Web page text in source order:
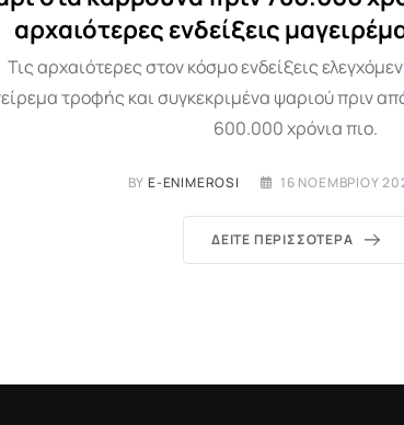
αρχαιότερες ενδείξεις
Τις αρχαιότερες στον κόσμο ενδείξεις
τροφής και συγκεκριμένα ψαριού πριν
600.000 χρόνια πιο.
BYE-ENIMEROSI 16 ΝΟΕΜΒΡΊΟΥ
ΔΕΊΤΕ ΠΕΡΙΣΣΌΤΕΡΑ